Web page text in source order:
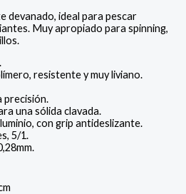
devanado, ideal para pescar
Muy apropiado para spinning,
resistente y muy liviano.
precisión.
una sólida clavada.
con grip antideslizante.
5/1.